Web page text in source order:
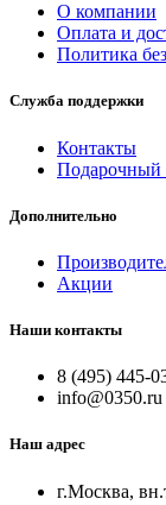
О компании
Оплата и
Политика
Служба поддержки
Контакты
Подарочный
Дополнительно
Акции
Наши контакты
8 (495) 445-
info@0350.ru
Наш адрес
г.Москва,